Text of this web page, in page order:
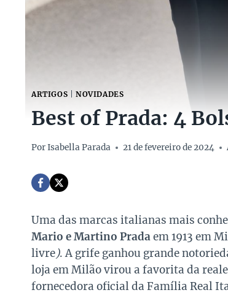
ARTIGOS NOVIDADES
Best of Prada: 4
PorIsabella Parada 21 de fevereiro de 2024
Uma das marcas italianas mais
Mario e Martino Pradaem 1913 em
livre). A grife ganhou grande
loja em Milão virou a favorita da
fornecedora oficial da Família Real